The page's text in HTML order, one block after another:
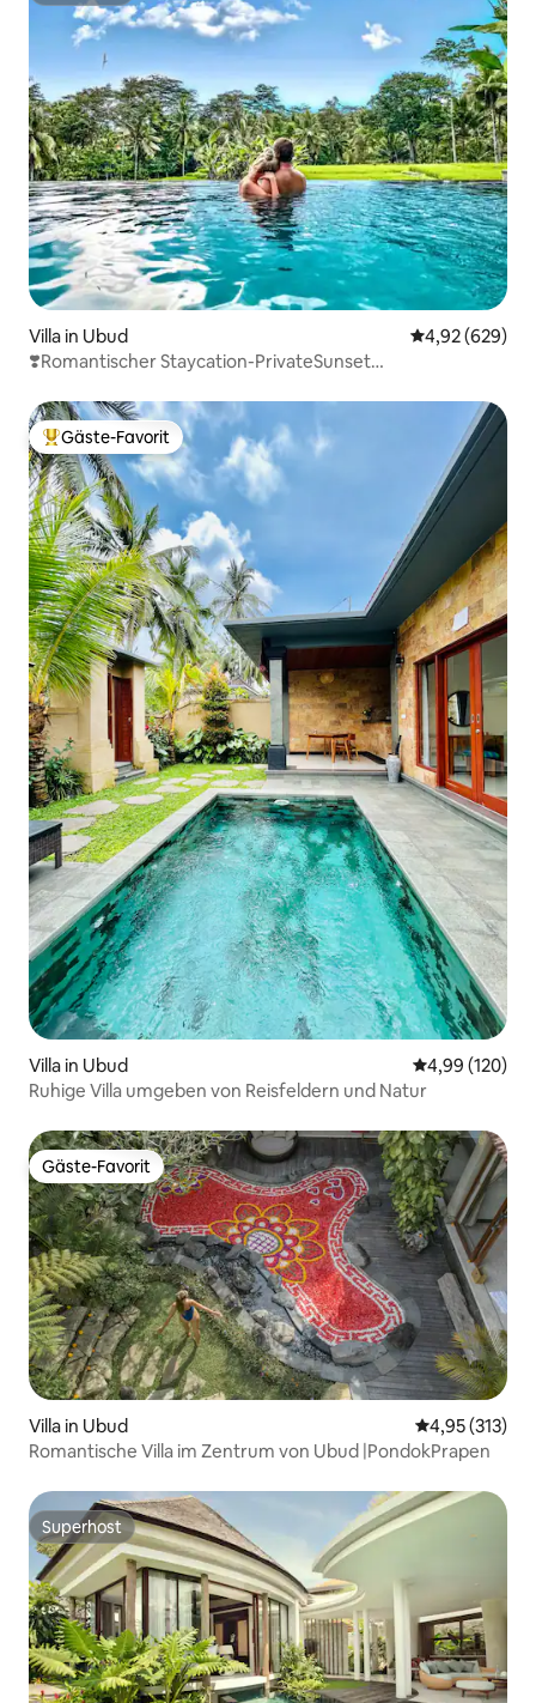
Villa in Ubud
4,92 (629)
❣️Romantischer Staycation-PrivateSunset
Beliebter Gäste-Favorit.
Gäste-Favorit
Villa in Ubud
4,99 (120)
Ruhige Villa umgeben von Reisfeldern und Natur
Gäste-Favorit
Gäste-Favorit
Villa in Ubud
4,95 (313)
Romantische Villa im Zentrum von Ubud |PondokPrapen
Superhost
Superhost